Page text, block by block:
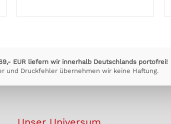
EUR liefern wir innerhalb Deutschlands portofrei!
und Druckfehler übernehmen wir keine Haftung.